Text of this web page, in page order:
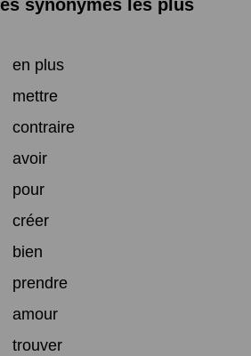
synonymes les plus
en plus
mettre
contraire
avoir
pour
créer
bien
prendre
amour
trouver